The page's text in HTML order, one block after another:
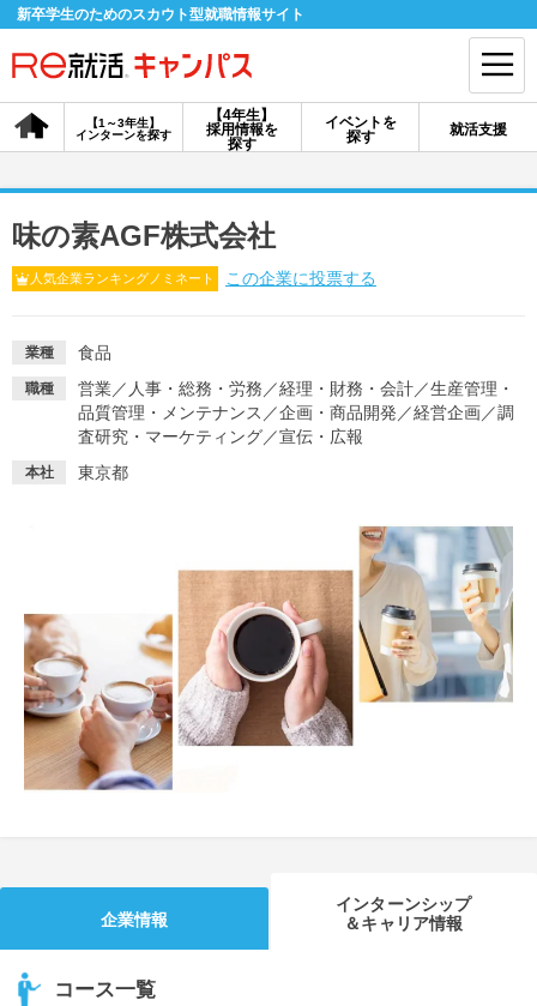
新卒学生のためのスカウト型就職情報サイト
【4年生】
採用情報を
探す
【1～3年生】
インターンを探す
イベントを
探す
就活支援
会員登録 ログイン
探す
【4年生】
採用情報を探す
イベントを探す スカウト
就活ノウハウが満載！
就活コラム
お役立ち記事・相談室など
適職診断
あなたに合う仕事を診断！
就活チャンネル
動画で対策講座をチェック
就活ニュースペーパー
就活時事ニュースを更新
味の素AGF株式会社
人気企業ランキングノミネート この企業に投票する
業種 食品
職種 営業／ 人事・総務・労務 ／経理・財務・会計／生産管理・
品質管理・メンテナンス ／企画・商品開発 ／経営企画／調
査研究・マーケティング／宣伝・広報
本社 東京都
企業情報
インターンシップ
＆キャリア情報
コース一覧